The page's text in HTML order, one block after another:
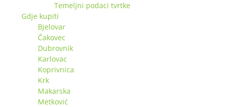
Temeljni podaci tvrtke
Gdje kupiti
Bjelovar
Čakovec
Dubrovnik
Karlovac
Koprivnica
Krk
Makarska
Metković